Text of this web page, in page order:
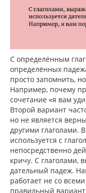
С определённым
определённых
просто запомнить,
Например, почему
сочетание «я вам
Второй вариант
но не является
другими глаголами.
используется с
непосредственно
кричу. С глаголами,
дательный падеж.
работает не со
правильный